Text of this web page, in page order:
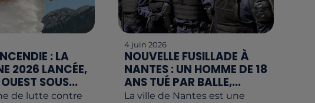
: LA
2026 LANCÉE,
SOUS...
de lutte contre
4 juin 2026
NOUVELLE FUSILLADE À
NANTES : UN HOMME DE 18
ANS TUÉ PAR BALLE,...
La ville de Nantes est une